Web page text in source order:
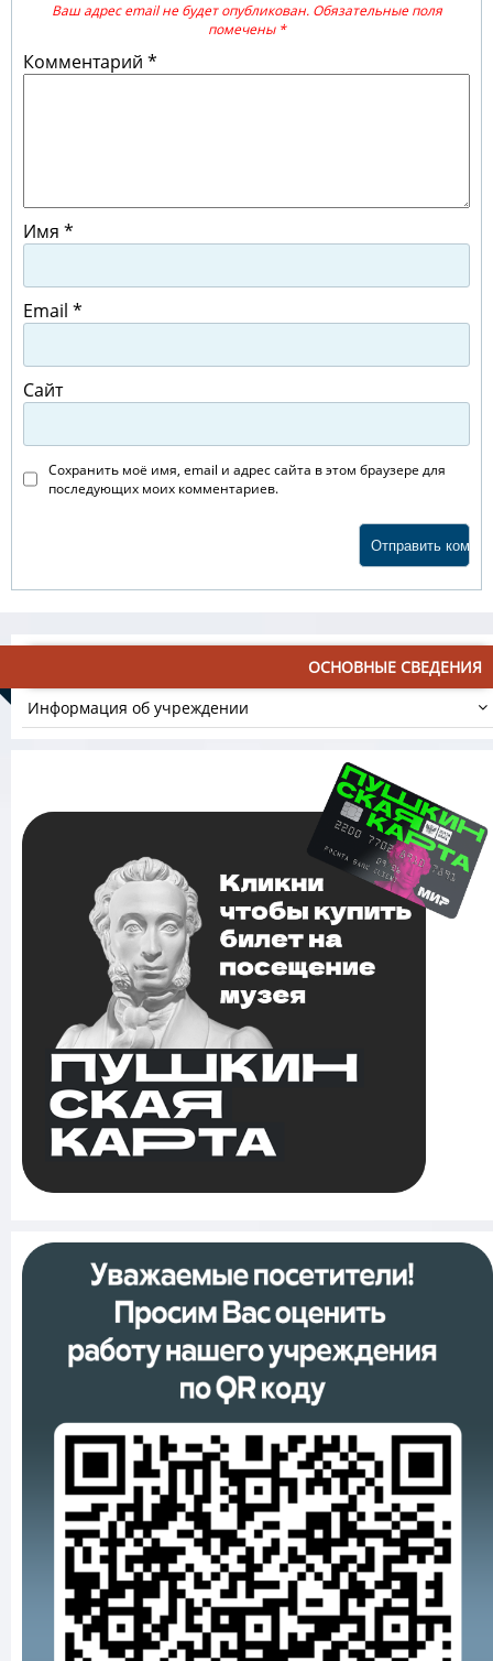
Ваш адрес email не будет опубликован. Обязательные поля
помечены *
Комментарий *
Имя *
Email *
Сайт
Сохранить моё имя, email и адрес сайта в этом браузере для
последующих моих комментариев.
ОСНОВНЫЕ СВЕДЕНИЯ
Информация об учреждении